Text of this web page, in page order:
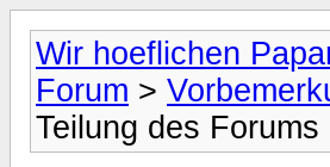
Wir hoeflichen
Forum >
Teilung des Forums